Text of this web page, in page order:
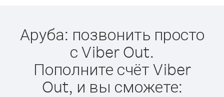
Аруба: позвонить просто
с Viber Out.
Пополните счёт Viber
Out, и вы сможете: